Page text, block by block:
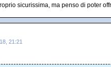
sicurissima, ma penso di poter
21:21